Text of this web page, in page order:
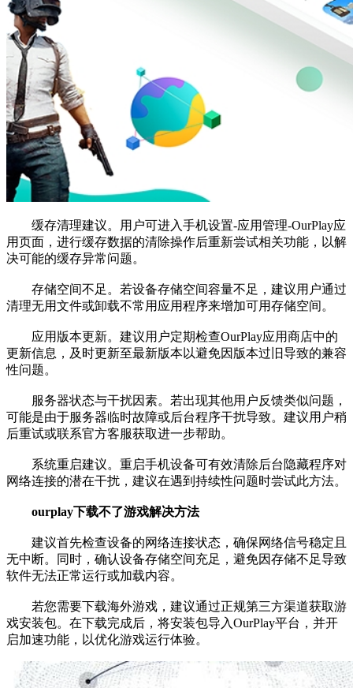
缓存清理建议。用户可进入手机设置-应用管理-OurPlay应
用页面，进行缓存数据的清除操作后重新尝试相关功能，以解
决可能的缓存异常问题。
存储空间不足。若设备存储空间容量不足，建议用户通过
清理无用文件或卸载不常用应用程序来增加可用存储空间。
应用版本更新。建议用户定期检查OurPlay应用商店中的
更新信息，及时更新至最新版本以避免因版本过旧导致的兼容
性问题。
服务器状态与干扰因素。若出现其他用户反馈类似问题，
可能是由于服务器临时故障或后台程序干扰导致。建议用户稍
后重试或联系官方客服获取进一步帮助。
系统重启建议。重启手机设备可有效清除后台隐藏程序对
网络连接的潜在干扰，建议在遇到持续性问题时尝试此方法。
ourplay下载不了游戏解决方法
建议首先检查设备的网络连接状态，确保网络信号稳定且
无中断。同时，确认设备存储空间充足，避免因存储不足导致
软件无法正常运行或加载内容。
若您需要下载海外游戏，建议通过正规第三方渠道获取游
戏安装包。在下载完成后，将安装包导入OurPlay平台，并开
启加速功能，以优化游戏运行体验。